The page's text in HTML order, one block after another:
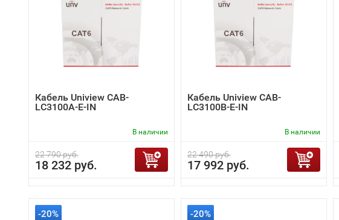
Кабель Uniview CAB-
LC3100A-E-IN
В наличии
22 790 руб.
18 232 руб.
Кабель Uniview CAB-
LC3100B-E-IN
В наличии
22 490 руб.
17 992 руб.
-20% -20%